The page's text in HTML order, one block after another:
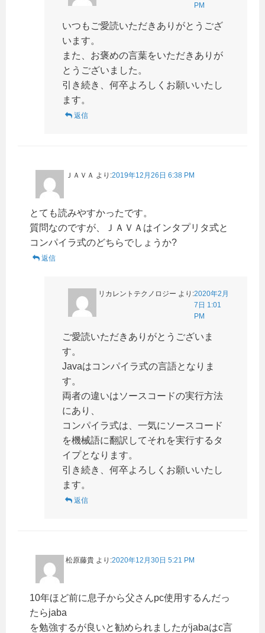
PM
いつもご愛読いただきありがとうござ
います。
また、お褒めの言葉をいただきありが
とうございました。
引き続き、何卒よろしくお願いいたし
ます。
返信
ＪＡＶＡ より:2019年12月26日 6:38 PM
とても読みやすかったです。
質問なのですが、ＪＡＶＡはインタプリタ式と
コンパイラ式のどちらでしょうか?
返信
リカレントテクノロジー より:2020年2月
7日 1:01
PM
ご愛読いただきありがとうございま
す。
Javaはコンパイラ式の言語となりま
す。
両者の違いはソースコードの実行方法
にあり、
コンパイラ式は、一気にソースコード
を機械語に翻訳してそれを実行するタ
イプとなります。
引き続き、何卒よろしくお願いいたし
ます。
返信
松原藤貴 より:2020年12月30日 5:21 PM
10年ほど前に息子から父さんpc使用するんだっ
たらjaba
を勉強するが良いと勧められましたがjabaはc言